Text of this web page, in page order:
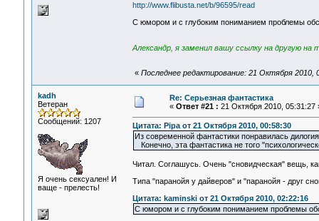
http://www.flibusta.net/b/96595/read
С юмором и с глубоким пониманием проблемы
Александр, я заменил вашу ссылку на другую
« Последнее редактирование: 21 Октября 2010,
kadh
Ветеран
Сообщений: 1207
Я очень сексуален! И
ваще - прелесть!
Re: Серьезная фантастика
« Ответ #21 : 21 Октября 2010, 05:31:27
Цитата: Pipa от 21 Октября 2010, 00:58:30
Из современной фантастики понравилась
Конечно, эта фантастика не того
Читал. Соглашусь. Очень "сновидческая" вещь,
Типа "паранойя у дайверов" и "паранойя - друг
Цитата: kaminski от 21 Октября 2010, 02:22:16
С юмором и с глубоким пониманием проблемы